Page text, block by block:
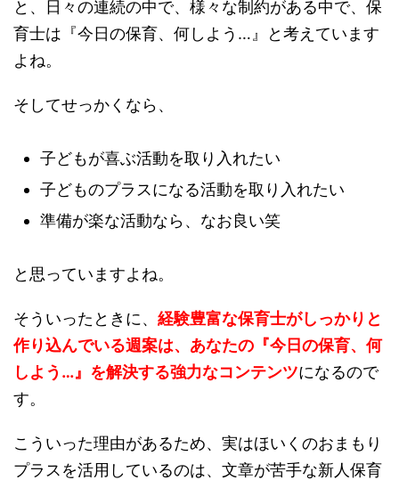
と、日々の連続の中で、様々な制約がある中で、保
育士は『今日の保育、何しよう…』と考えています
よね。
そしてせっかくなら、
子どもが喜ぶ活動を取り入れたい
子どものプラスになる活動を取り入れたい
準備が楽な活動なら、なお良い笑
と思っていますよね。
そういったときに、 経験豊富な保育士がしっかりと
作り込んでいる週案は、あなたの『今日の保育、何
しよう…』を解決する強力なコンテンツになるので
す。
こういった理由があるため、実はほいくのおまもり
プラスを活用しているのは、文章が苦手な新人保育